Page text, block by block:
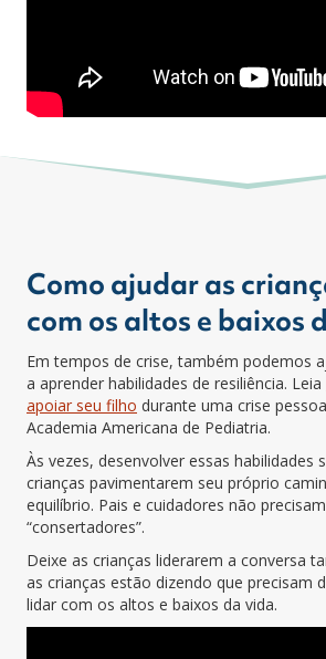
Como ajudar as
com os altos e baixos
Em tempos de crise, também podemos
a aprender habilidades de resiliência. Leia
apoiar seu filho durante uma crise
Academia Americana de Pediatria.
Às vezes, desenvolver essas habilidades
crianças pavimentarem seu próprio
equilíbrio. Pais e cuidadores não
“consertadores”.
Deixe as crianças liderarem a conversa
as crianças estão dizendo que precisam
lidar com os altos e baixos da vida.